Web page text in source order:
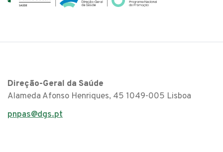
Direção-Geral da Saúde
Alameda Afonso Henriques, 45 1049-005 Lisboa
pnpas@dgs.pt